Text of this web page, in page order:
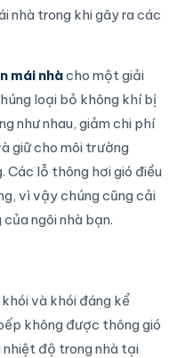
nhà trong khi gây ra các
mái nhàcho một giải
loại bỏ không khí bị
như nhau, giảm chi phí
giữ cho môi trường
Các lỗ thông hơi gió điều
vì vậy chúng cũng cải
ngôi nhà bạn.
và khói đáng kể
không được thông gió
nhiệt độ trong nhà tại